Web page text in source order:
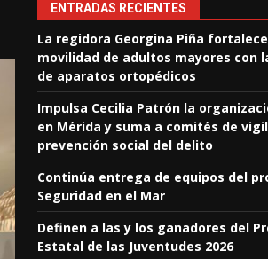
ENTRADAS RECIENTES
La regidora Georgina Piña
movilidad de adultos mayores con
de aparatos ortopédicos
Impulsa Cecilia Patrón la
en Mérida y suma a comités de
prevención social del delito
Continúa entrega de equipos del
Seguridad en el Mar
Definen a las y los ganadores del
Estatal de las Juventudes 2026